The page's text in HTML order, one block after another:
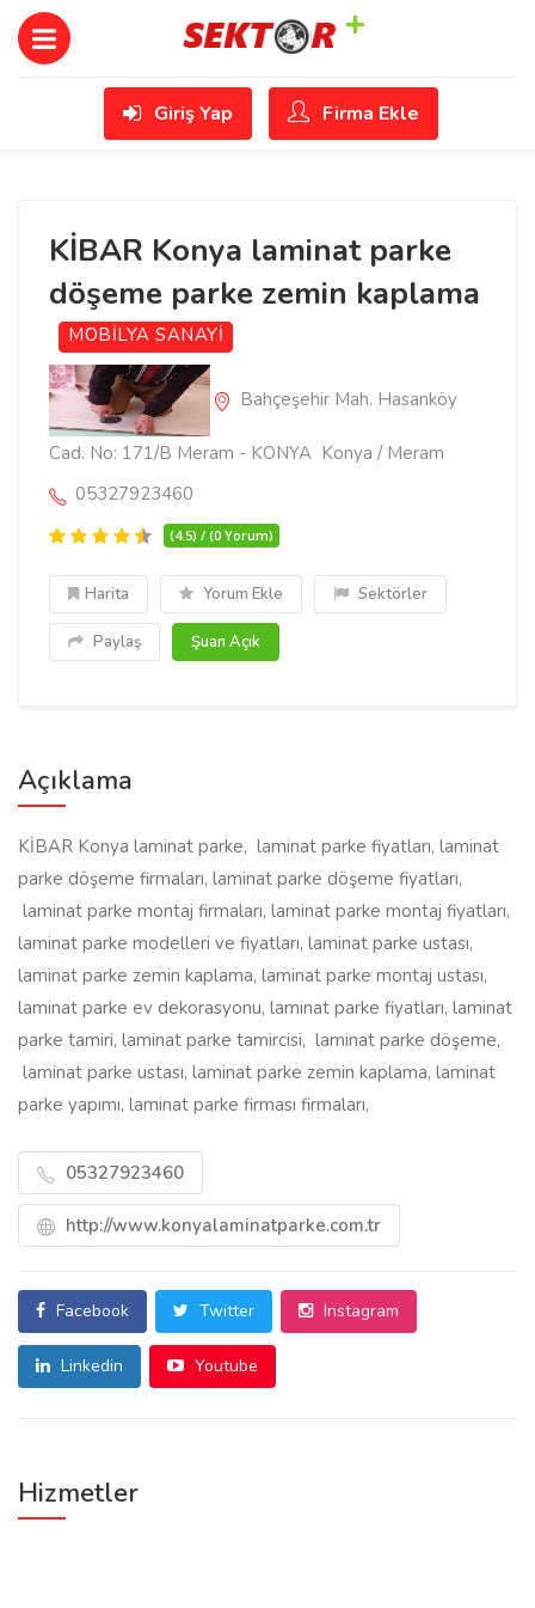
Giriş Yap Firma Ekle
KİBAR Konya laminat parke
döşeme parke zemin kaplama
MOBİLYA SANAYİ
Bahçeşehir Mah. Hasanköy
Cad. No: 171/B Meram - KONYA Konya / Meram
05327923460
(4.5) / (0 Yorum)
Harita Yorum Ekle Sektörler
Paylaş Şuan Açık
Açıklama
KİBAR Konya laminat parke, laminat parke fiyatları, laminat
parke döşeme firmaları, laminat parke döşeme fiyatları,
laminat parke montaj firmaları, laminat parke montaj fiyatları,
laminat parke modelleri ve fiyatları, laminat parke ustası,
laminat parke zemin kaplama, laminat parke montaj ustası,
laminat parke ev dekorasyonu, laminat parke fiyatları, laminat
parke tamiri, laminat parke tamircisi, laminat parke döşeme,
laminat parke ustası, laminat parke zemin kaplama, laminat
parke yapımı, laminat parke firması firmaları,
05327923460
http://www.konyalaminatparke.com.tr
Facebook Twitter Instagram
Linkedin Youtube
Hizmetler